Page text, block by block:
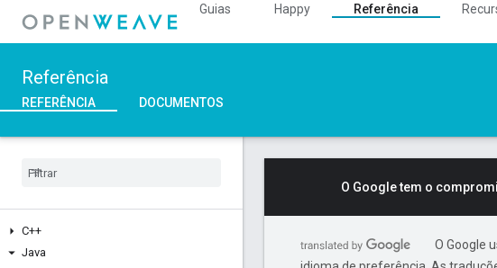
Guias Happy Referência
Referência
REFERÊNCIA DOCUMENTOS
C++
Java
O Google tem o
O Google